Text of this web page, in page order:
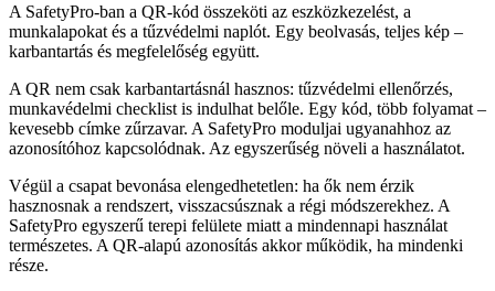
A SafetyPro-ban a QR-kód összeköti az eszközkezelést, a
munkalapokat és a tűzvédelmi naplót. Egy beolvasás, teljes kép –
karbantartás és megfelelőség együtt.
A QR nem csak karbantartásnál hasznos: tűzvédelmi ellenőrzés,
munkavédelmi checklist is indulhat belőle. Egy kód, több folyamat –
kevesebb címke zűrzavar. A SafetyPro moduljai ugyanahhoz az
azonosítóhoz kapcsolódnak. Az egyszerűség növeli a használatot.
Végül a csapat bevonása elengedhetetlen: ha ők nem érzik
hasznosnak a rendszert, visszacsúsznak a régi módszerekhez. A
SafetyPro egyszerű terepi felülete miatt a mindennapi használat
természetes. A QR-alapú azonosítás akkor működik, ha mindenki
része.